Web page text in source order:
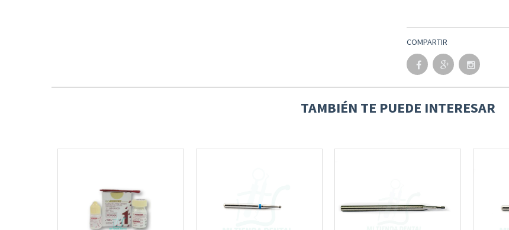
COMPARTIR
TAMBIÉN TE PUEDE INTERESAR